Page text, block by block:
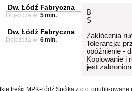
B
S
Zakłócenia
Tolerancja:
opóźnienie -
Kopiowanie i
jest
Dw. Łódź Fabryczna
Dojeżdża w: 5 min.
Dw. Łódź Fabryczna
Dojeżdża w: 6 min.
treści MPK-Łódź Spółka z o.o.